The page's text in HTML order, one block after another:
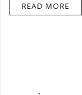
READ MORE